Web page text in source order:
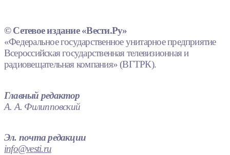
© Сетевое издание «Вести.Ру»
«Федеральное государственное унитарное предприятие
Всероссийская государственная телевизионная и
радиовещательная компания» (ВГТРК).
Главный редактор
А. А. Филипповский
Эл. почта редакции
info@vesti.ru